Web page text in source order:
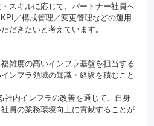
スキルに応じて、パートナー社員へ
／構成管理／変更管理などの運用
だきたいと考えています。
雑度の高いインフラ基盤を担当する
ンフラ領域の知識・経験を積むこと
社内インフラの改善を通じて、自身
員の業務環境向上に貢献することが